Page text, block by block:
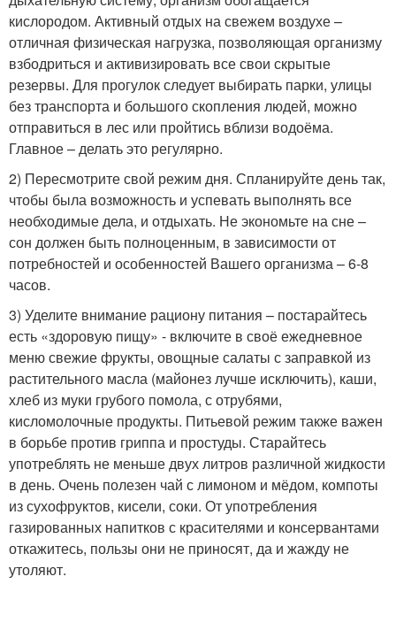
кислородом. Активный отдых на свежем воздухе –
отличная физическая нагрузка, позволяющая организму
взбодриться и активизировать все свои скрытые
резервы. Для прогулок следует выбирать парки, улицы
без транспорта и большого скопления людей, можно
отправиться в лес или пройтись вблизи водоёма.
Главное – делать это регулярно.
2) Пересмотрите свой режим дня. Спланируйте день так,
чтобы была возможность и успевать выполнять все
необходимые дела, и отдыхать. Не экономьте на сне –
сон должен быть полноценным, в зависимости от
потребностей и особенностей Вашего организма – 6-8
часов.
3) Уделите внимание рациону питания – постарайтесь
есть «здоровую пищу» - включите в своё ежедневное
меню свежие фрукты, овощные салаты с заправкой из
растительного масла (майонез лучше исключить), каши,
хлеб из муки грубого помола, с отрубями,
кисломолочные продукты. Питьевой режим также важен
в борьбе против гриппа и простуды. Старайтесь
употреблять не меньше двух литров различной жидкости
в день. Очень полезен чай с лимоном и мёдом, компоты
из сухофруктов, кисели, соки. От употребления
газированных напитков с красителями и консервантами
откажитесь, пользы они не приносят, да и жажду не
утоляют.